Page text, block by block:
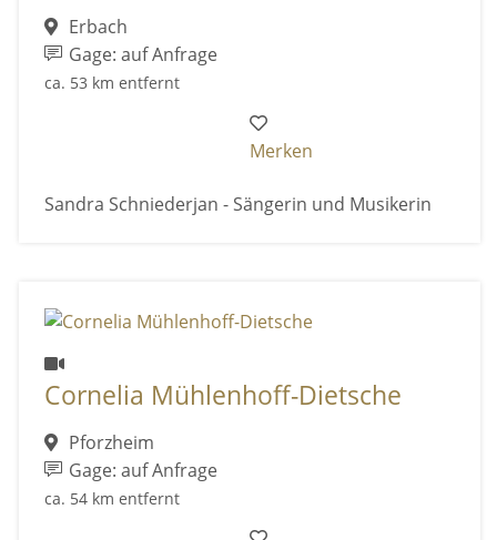
Erbach
Gage: auf Anfrage
ca. 53 km entfernt
Merken
Sandra Schniederjan - Sängerin und Musikerin
Cornelia Mühlenhoff-Dietsche
Pforzheim
Gage: auf Anfrage
ca. 54 km entfernt